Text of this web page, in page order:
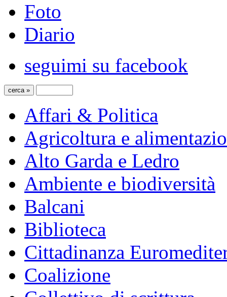
Foto
Diario
seguimi su facebook
Affari & Politica
Agricoltura e
Alto Garda e Ledro
Ambiente e biodiversità
Balcani
Biblioteca
Cittadinanza
Coalizione